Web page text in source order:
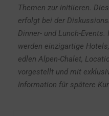
Themen zur initiieren.
erfolgt bei der
Dinner- und Lunch-
werden einzigartige
edlen Alpen-Chalet,
vorgestellt und mit
Information für spätere